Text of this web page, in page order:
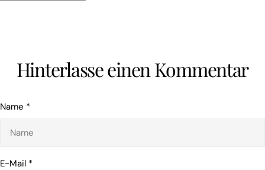
Hinterlasse einen Kommentar
Name *
E-Mail *